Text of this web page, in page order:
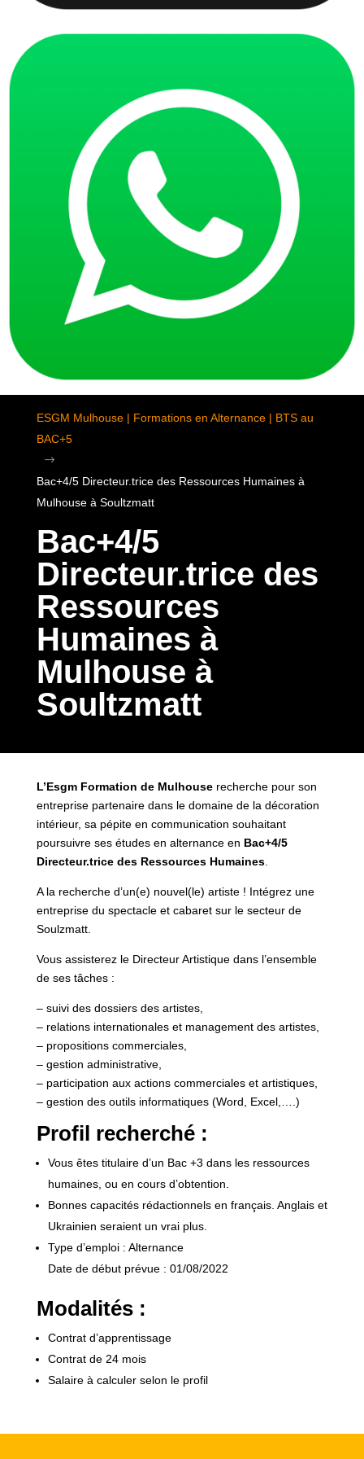
ESGM Mulhouse | Formations en Alternance | BTS au
BAC+5
$
Bac+4/5 Directeur.trice des Ressources Humaines à
Mulhouse à Soultzmatt
Bac+4/5
Directeur.trice des
Ressources
Humaines à
Mulhouse à
Soultzmatt
L’Esgm Formation de Mulhouse recherche pour son
entreprise partenaire dans le domaine de la décoration
intérieur, sa pépite en communication souhaitant
poursuivre ses études en alternance en Bac+4/5
Directeur.trice des Ressources Humaines.
A la recherche d’un(e) nouvel(le) artiste ! Intégrez une
entreprise du spectacle et cabaret sur le secteur de
Soulzmatt.
Vous assisterez le Directeur Artistique dans l’ensemble
de ses tâches :
– suivi des dossiers des artistes,
– relations internationales et management des artistes,
– propositions commerciales,
– gestion administrative,
– participation aux actions commerciales et artistiques,
– gestion des outils informatiques (Word, Excel,….)
Profil recherché :
Vous êtes titulaire d’un Bac +3 dans les ressources
humaines, ou en cours d’obtention.
Bonnes capacités rédactionnels en français. Anglais et
Ukrainien seraient un vrai plus.
Type d’emploi : Alternance
Date de début prévue : 01/08/2022
Modalités :
Contrat d’apprentissage
Contrat de 24 mois
Salaire à calculer selon le profil